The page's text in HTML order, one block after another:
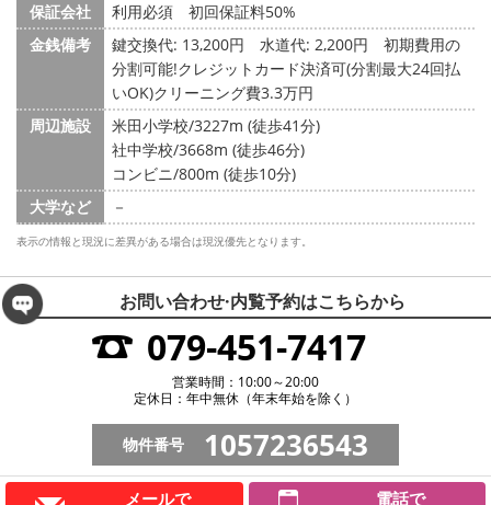
保証会社
利用必須 初回保証料50%
金銭備考
鍵交換代: 13,200円 水道代: 2,200円
初期費用の
分割可能!クレジットカード決済可(分割最大24回払
いOK)クリーニング費3.3万円
周辺施設
米田小学校/3227m (徒歩41分)
社中学校/3668m (徒歩46分)
コンビニ/800m (徒歩10分)
大学など
－
表示の情報と現況に差異がある場合は現況優先となります。
お問い合わせ·内覧予約はこちらから
079-451-7417
営業時間：10:00～20:00
定休日：年中無休（年末年始を除く）
物件番号 1057236543
メールで 電話で